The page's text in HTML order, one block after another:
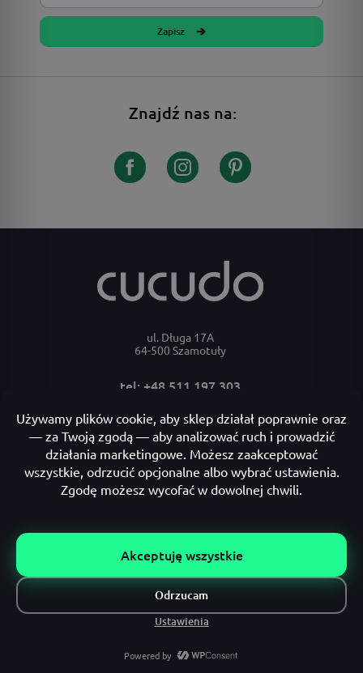
Zapisz
Znajdź nas na:
ul. Długa 17A
64-500 Szamotuły
tel: +48 511 197 303
Moje konto